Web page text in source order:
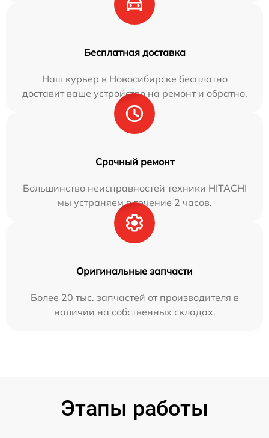
Бесплатная доставка
Наш курьер в Новосибирске бесплатно
доставит ваше устройство на ремонт и обратно.
Срочный ремонт
Большинство неисправностей техники HITACHI
мы устраняем в течение 2 часов.
Оригинальные запчасти
Более 20 тыс. запчастей от производителя в
наличии на собственных складах.
Этапы работы